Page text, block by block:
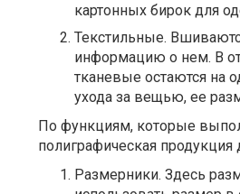
картонных бирок для
Текстильные.
информацию о нем. В
тканевые остаются на
ухода за вещью, ее
По функциям, которые
полиграфическая продукция
Размерники. Здесь